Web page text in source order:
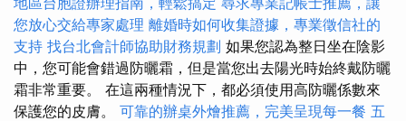
您放心交給專家處理 離婚時如何收集證據，專業徵信社的
支持 找台北會計師協助財務規劃 如果您認為整日坐在陰影
中，您可能會錯過防曬霜，但是當您出去陽光時始終戴防曬
霜非常重要。 在這兩種情況下，都必須使用高防曬係數來
保護您的皮膚。 可靠的辦桌外燴推薦，完美呈現每一餐 五